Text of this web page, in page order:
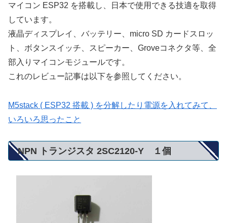
マイコン ESP32 を搭載し、日本で使用できる技適を取得
しています。
液晶ディスプレイ、バッテリー、micro SD カードスロッ
ト、ボタンスイッチ、スピーカー、Groveコネクタ等、全
部入りマイコンモジュールです。
これのレビュー記事は以下を参照してください。
M5stack ( ESP32 搭載 ) を分解したり電源を入れてみて、
いろいろ思ったこと
NPN トランジスタ 2SC2120-Y １個